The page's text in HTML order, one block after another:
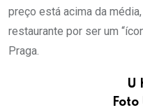
preço está acima da
restaurante por ser um
Praga.
U